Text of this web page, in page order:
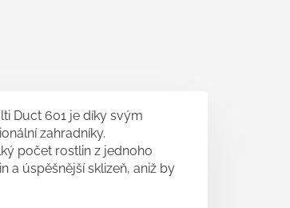
Duct 601 je díky svým
zahradníky.
počet rostlin z jednoho
a úspěšnější sklizeň, aniž by